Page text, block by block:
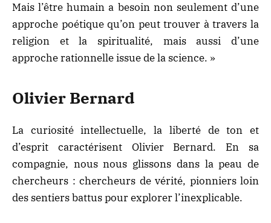
Mais l’être humain a besoin non seulement d’une
approche poétique qu’on peut trouver à travers la
religion et la spiritualité, mais aussi d’une
approche rationnelle issue de la science. »
Olivier Bernard
La curiosité intellectuelle, la liberté de ton et
d’esprit caractérisent Olivier Bernard. En sa
compagnie, nous nous glissons dans la peau de
chercheurs : chercheurs de vérité, pionniers loin
des sentiers battus pour explorer l’inexplicable.